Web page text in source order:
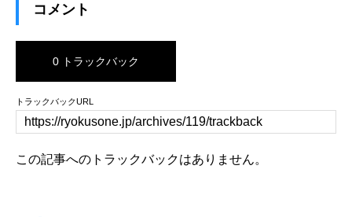
コメント
0 トラックバック
トラックバックURL
この記事へのトラックバックはありません。